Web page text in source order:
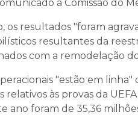
à Comissão do
os resultados "foram
resultantes da
com a remodelação
"estão em
relativos às provas da
ano foram de 35,36